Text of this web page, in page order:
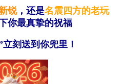
锐，还是名震四方的老玩
你最真挚的祝福
立刻送到你兜里！